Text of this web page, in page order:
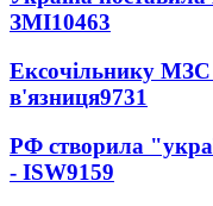
ЗМІ10463
Ексочільнику
в'язниця9731
РФ створила
- ISW9159